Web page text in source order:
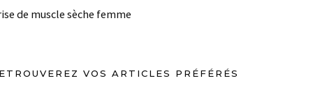
de muscle sèche femme
VOS ARTICLES PRÉFÉRÉS